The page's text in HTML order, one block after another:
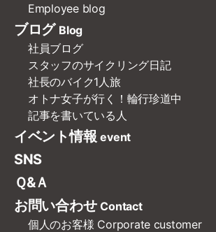
Employee blog
ブログ Blog
社員ブログ
スタッフのサイクリング日記
社長のバイク1人旅
オトナ女子が行く！輪行珍道中
記事を書いている人
イベント情報 event
SNS
Ｑ&Ａ
お問い合わせ Contact
個人のお客様 Corporate customer